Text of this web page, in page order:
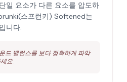
일 요소가 다른 요소를 압도하
스프런키) Softened는
니다.
드 밸런스를 보다 정확하게 파악
요.